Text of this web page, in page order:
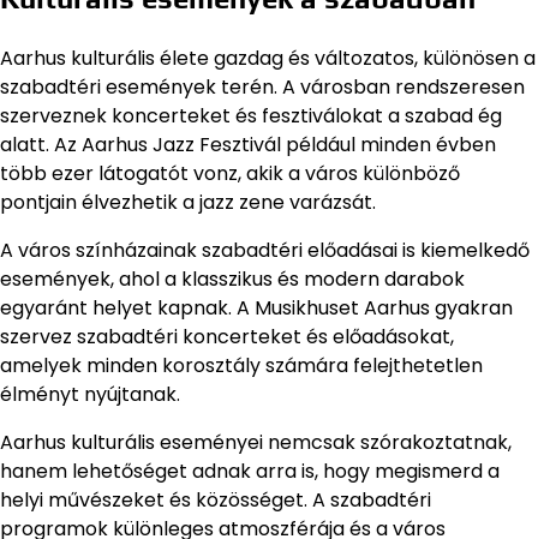
Aarhus kulturális élete gazdag és változatos, különösen a
szabadtéri események terén. A városban rendszeresen
szerveznek koncerteket és fesztiválokat a szabad ég
alatt. Az Aarhus Jazz Fesztivál például minden évben
több ezer látogatót vonz, akik a város különböző
pontjain élvezhetik a jazz zene varázsát.
A város színházainak szabadtéri előadásai is kiemelkedő
események, ahol a klasszikus és modern darabok
egyaránt helyet kapnak. A Musikhuset Aarhus gyakran
szervez szabadtéri koncerteket és előadásokat,
amelyek minden korosztály számára felejthetetlen
élményt nyújtanak.
Aarhus kulturális eseményei nemcsak szórakoztatnak,
hanem lehetőséget adnak arra is, hogy megismerd a
helyi művészeket és közösséget. A szabadtéri
programok különleges atmoszférája és a város